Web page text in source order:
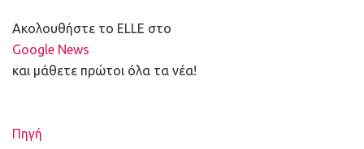
Ακολουθήστε το ELLE στο
Google News
και μάθετε πρώτοι όλα τα νέα!
Πηγή